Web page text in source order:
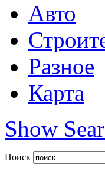
Авто
Разное
Карта
Show
Поиск